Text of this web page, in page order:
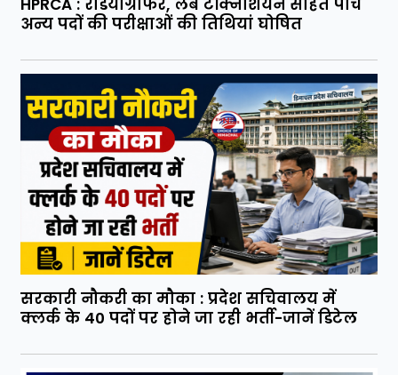
HPRCA : रेडियोग्राफर, लैब टैक्निशियन सहित पांच
अन्य पदों की परीक्षाओं की तिथियां घोषित
सरकारी नौकरी का मौका : प्रदेश सचिवालय में
क्लर्क के 40 पदों पर होने जा रही भर्ती-जानें डिटेल